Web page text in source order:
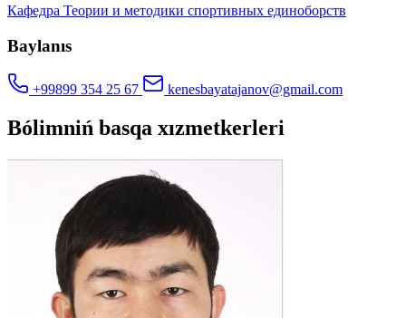
Кафедра Теории и методики спортивных единоборств
Baylanıs
+99899 354 25 67 kenesbayatajanov@gmail.com
Bólimniń basqa xızmetkerleri